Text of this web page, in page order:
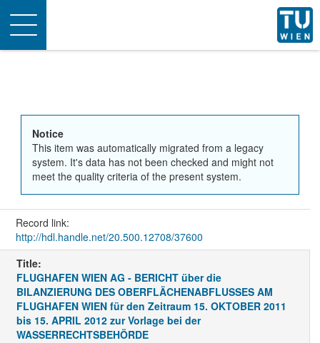
Toggle
navigation
Notice
This item was automatically migrated from a legacy
system. It's data has not been checked and might not
meet the quality criteria of the present system.
Record link:
http://hdl.handle.net/20.500.12708/37600
Title:
FLUGHAFEN WIEN AG - BERICHT über die
BILANZIERUNG DES OBERFLÄCHENABFLUSSES AM
FLUGHAFEN WIEN für den Zeitraum 15. OKTOBER 2011
bis 15. APRIL 2012 zur Vorlage bei der
WASSERRECHTSBEHÖRDE